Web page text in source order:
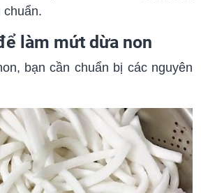
chuẩn.
làm mứt dừa non
bạn cần chuẩn bị các nguyên